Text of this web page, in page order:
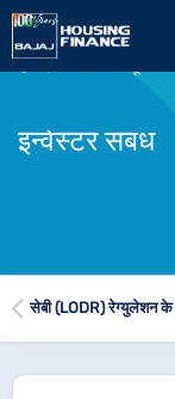
पॉलिसी व डॉक्यूमेंट
इन्वेस्टर संबंध